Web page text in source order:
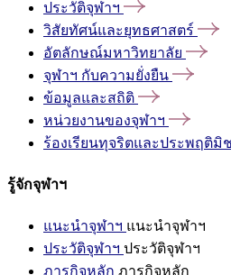
ประวัติจุฬาฯ
วิสัยทัศน์และยุทธศาสตร์
อัตลักษณ์มหาวิทยาลัย
จุฬาฯ กับความยั่งยืน
ข้อมูลและสถิติ
หน่วยงานของจุฬาฯ
ร้องเรียนทุจริตและประพฤติมิ
รู้จักจุฬาฯ
แนะนำจุฬาฯ แนะนำจุฬาฯ
ประวัติจุฬาฯ ประวัติจุฬาฯ
ภารกิจหลัก ภารกิจหลัก